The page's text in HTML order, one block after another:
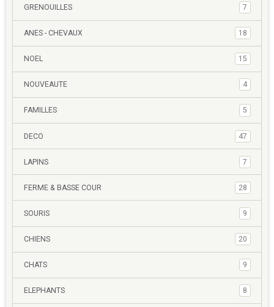
GRENOUILLES 7
ANES - CHEVAUX 18
NOEL 15
NOUVEAUTE 4
FAMILLES 5
DECO 47
LAPINS 7
FERME & BASSE COUR 28
SOURIS 9
CHIENS 20
CHATS 9
ELEPHANTS 8